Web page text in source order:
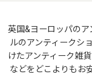
英国&ヨーロッパの
ルのアンティークシ
けたアンティーク雑
などをどこよりもお